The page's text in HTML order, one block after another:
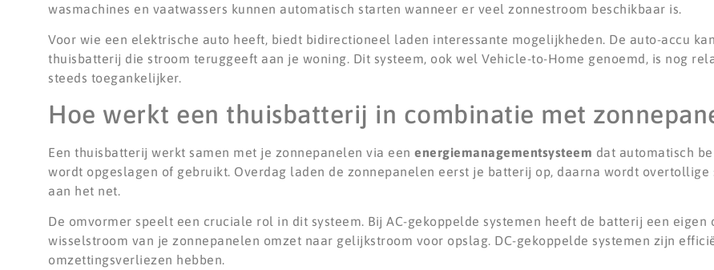
wasmachines en vaatwassers kunnen automatisch starten wanneer er veel zonnestroom beschikbaar is.
Voor wie een elektrische auto heeft, biedt bidirectioneel laden interessante mogelijkheden. De auto-accu
thuisbatterij die stroom teruggeeft aan je woning. Dit systeem, ook wel Vehicle-to-Home genoemd, is nog
steeds toegankelijker.
Hoe werkt een thuisbatterij in combinatie met
Een thuisbatterij werkt samen met je zonnepanelen via een energiemanagementsysteem dat automatisch
wordt opgeslagen of gebruikt. Overdag laden de zonnepanelen eerst je batterij op, daarna wordt
aan het net.
De omvormer speelt een cruciale rol in dit systeem. Bij AC-gekoppelde systemen heeft de batterij een eigen
wisselstroom van je zonnepanelen omzet naar gelijkstroom voor opslag. DC-gekoppelde systemen zijn
omzettingsverliezen hebben.